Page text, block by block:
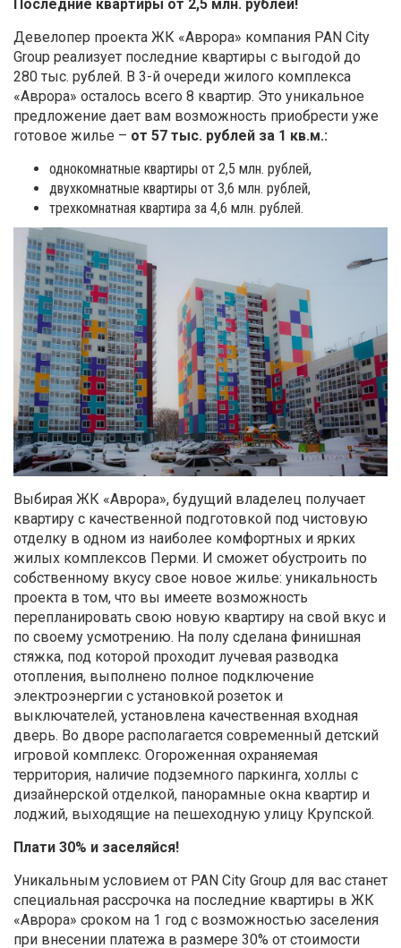
Последние квартиры от 2,5 млн. рублей!
Девелопер проекта ЖК «Аврора» компания PAN City
Group реализует последние квартиры с выгодой до
280 тыс. рублей. В 3-й очереди жилого комплекса
«Аврора» осталось всего 8 квартир. Это уникальное
предложение дает вам возможность приобрести уже
готовое жилье – от 57 тыс. рублей за 1 кв.м.:
однокомнатные квартиры от 2,5 млн. рублей,
двухкомнатные квартиры от 3,6 млн. рублей,
трехкомнатная квартира за 4,6 млн. рублей.
Выбирая ЖК «Аврора», будущий владелец получает
квартиру с качественной подготовкой под чистовую
отделку в одном из наиболее комфортных и ярких
жилых комплексов Перми. И сможет обустроить по
собственному вкусу свое новое жилье: уникальность
проекта в том, что вы имеете возможность
перепланировать свою новую квартиру на свой вкус и
по своему усмотрению. На полу сделана финишная
стяжка, под которой проходит лучевая разводка
отопления, выполнено полное подключение
электроэнергии с установкой розеток и
выключателей, установлена качественная входная
дверь. Во дворе располагается современный детский
игровой комплекс. Огороженная охраняемая
территория, наличие подземного паркинга, холлы с
дизайнерской отделкой, панорамные окна квартир и
лоджий, выходящие на пешеходную улицу Крупской.
Плати 30% и заселяйся!
Уникальным условием от PAN City Group для вас станет
специальная рассрочка на последние квартиры в ЖК
«Аврора» сроком на 1 год с возможностью заселения
при внесении платежа в размере 30% от стоимости